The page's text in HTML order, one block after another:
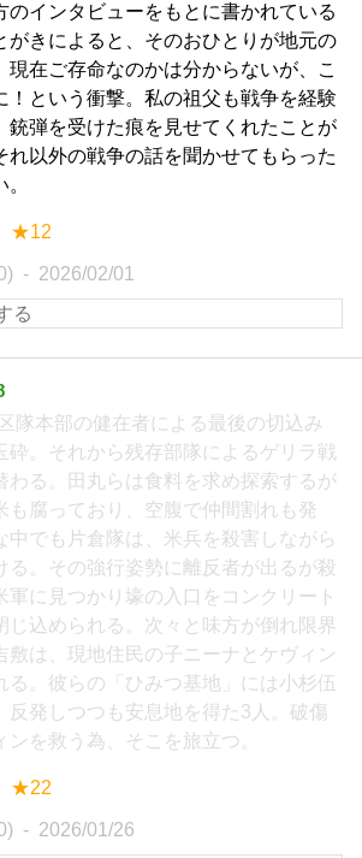
のインタビューをもとに書かれている
がきによると、そのおひとりが地元の
現在ご存命なのかは分からないが、こ
！という衝撃。私の祖父も戦争を経験
銃弾を受けた痕を見せてくれたことが
れ以外の戦争の話を聞かせてもらった
★12
2026/02/01
隊本部の健在者による最後の切込み
砕。それから残存部隊によるゲリラ戦
わる。田丸らは食料を求め探索するが
も腐っており、空腹で仲間割れも発
中でも片倉隊は、米兵を殺害しながら
る。その強行姿勢に離反者が出るが殺
軍に見つかり壕の入口をコンクリート
じ込められる。次々と味方が倒れ限界
敷は、現地住民の子ニーナとケヴィン
る。彼らの「ひみつ基地」には小杉伍
反発しつつも安息地を得た3人。破傷
ンを救う為、そこを旅立つ。
★22
2026/01/26